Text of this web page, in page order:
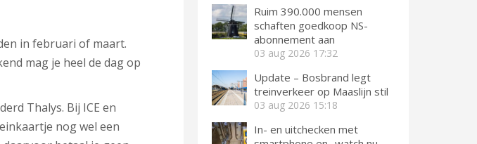
in februari of maart.
mag je heel de dag op
Thalys. Bij ICE en
nog wel een
Ruim 390.000 mensen
schaften goedkoop NS-
abonnement aan
03 aug 2026 17:32
Update – Bosbrand legt
treinverkeer op Maaslijn stil
03 aug 2026 15:18
In- en uitchecken met